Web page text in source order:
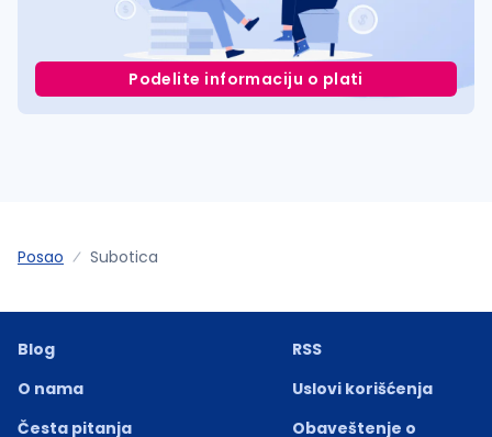
Podelite informaciju o plati
Posao Subotica
Blog
O nama
Česta pitanja
RSS
Uslovi korišćenja
Obaveštenje o